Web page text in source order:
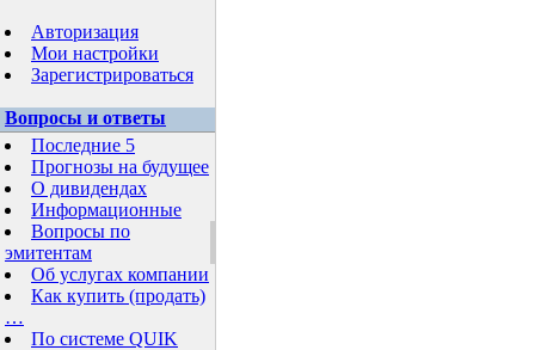
Авторизация
Мои настройки
Зарегистрироваться
Вопросы и ответы
Последние 5
Прогнозы на будущее
О дивидендах
Информационные
Вопросы по
эмитентам
Об услугах компании
Как купить (продать)
…
По системе QUIK